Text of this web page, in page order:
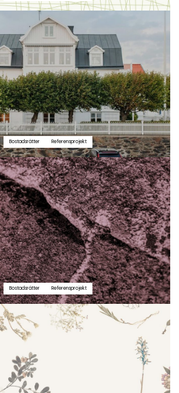
Bostadsrätter Referensprojekt
Bostadsrätter Referensprojekt